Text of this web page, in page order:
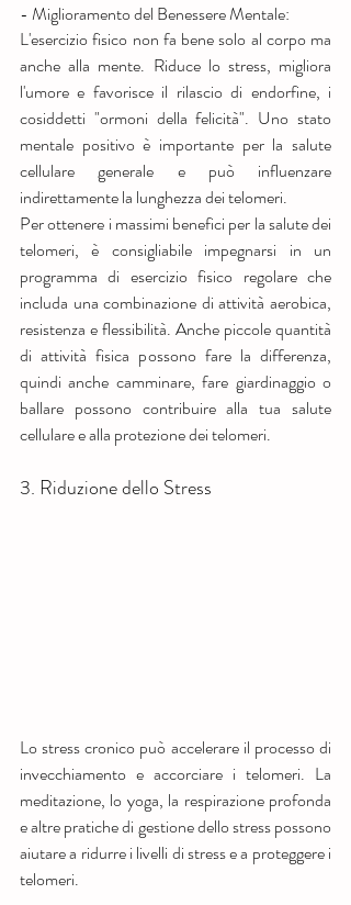
- Miglioramento del Benessere Mentale:
L'esercizio fisico non fa bene solo al corpo ma
anche alla mente. Riduce lo stress, migliora
l'umore e favorisce il rilascio di endorfine, i
cosiddetti "ormoni della felicità". Uno stato
mentale positivo è importante per la salute
cellulare generale e può influenzare
indirettamente la lunghezza dei telomeri.
Per ottenere i massimi benefici per la salute dei
telomeri, è consigliabile impegnarsi in un
programma di esercizio fisico regolare che
includa una combinazione di attività aerobica,
resistenza e flessibilità. Anche piccole quantità
di attività fisica possono fare la differenza,
quindi anche camminare, fare giardinaggio o
ballare possono contribuire alla tua salute
cellulare e alla protezione dei telomeri.
3. Riduzione dello Stress
Lo stress cronico può accelerare il processo di
invecchiamento e accorciare i telomeri. La
meditazione, lo yoga, la respirazione profonda
e altre pratiche di gestione dello stress possono
aiutare a ridurre i livelli di stress e a proteggere i
telomeri.